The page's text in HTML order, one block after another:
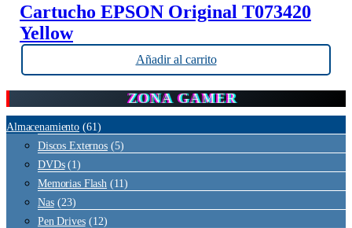
Cartucho EPSON Original T073420
Yellow
Añadir al carrito
ZONA GAMER
Almacenamiento (61)
Discos Externos (5)
DVDs (1)
Memorias Flash (11)
Nas (23)
Pen Drives (12)